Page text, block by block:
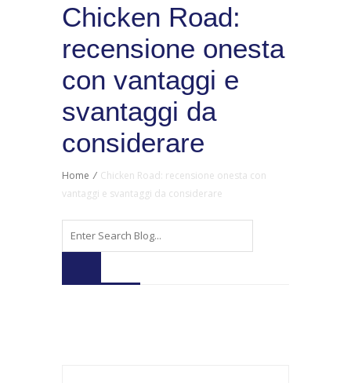
Chicken Road:
recensione onesta
con vantaggi e
svantaggi da
considerare
Home / Chicken Road: recensione onesta con
vantaggi e svantaggi da considerare